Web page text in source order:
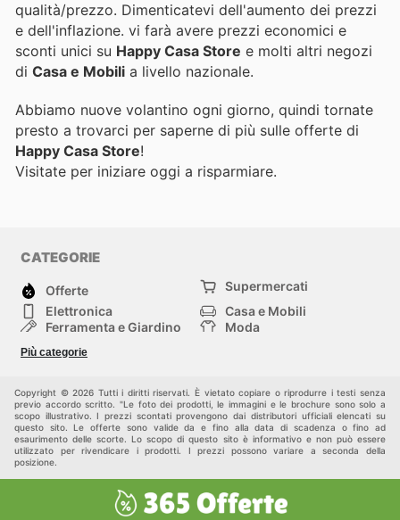
qualità/prezzo. Dimenticatevi dell'aumento dei prezzi
e dell'inflazione. vi farà avere prezzi economici e
sconti unici su Happy Casa Store e molti altri negozi
di Casa e Mobili a livello nazionale.
Abbiamo nuove volantino ogni giorno, quindi tornate
presto a trovarci per saperne di più sulle offerte di
Happy Casa Store!
Visitate per iniziare oggi a risparmiare.
CATEGORIE
Offerte
Supermercati
Elettronica
Casa e Mobili
Ferramenta e Giardino
Moda
Bambini e Neonati
Più categorie
Copyright © 2026 Tutti i diritti riservati. È vietato copiare o riprodurre i testi senza
previo accordo scritto. "Le foto dei prodotti, le immagini e le brochure sono solo a
scopo illustrativo. I prezzi scontati provengono dai distributori ufficiali elencati su
questo sito. Le offerte sono valide da e fino alla data di scadenza o fino ad
esaurimento delle scorte. Lo scopo di questo sito è informativo e non può essere
utilizzato per rivendicare i prodotti. I prezzi possono variare a seconda della
posizione.